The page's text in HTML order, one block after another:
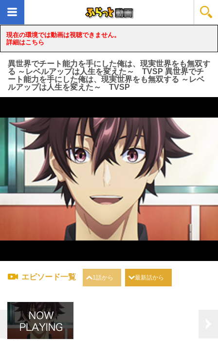
現在の環境では動画は視聴できません。
詳細はこちら
異世界でチート能力を手にした俺は、現実世界をも無双す
る ～レベルアップは人生を変えた～ TVSP 異世界でチ
ート能力を手にした俺は、現実世界をも無双する ～レベ
ルアップは人生を変えた～ TVSP
loading...
エピソード一覧 1話から 最新話から